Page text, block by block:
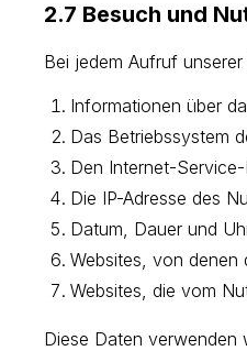
2.7 Besuch und
Bei jedem Aufruf
Informationen über
Das Betriebssystem
Den Internet-
Die IP-Adresse des
Datum, Dauer und
Websites, von denen
Websites, die vom
Diese Daten verwenden